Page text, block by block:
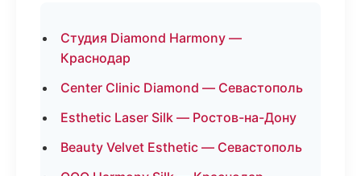
Студия Diamond Harmony —
Краснодар
Center Clinic Diamond — Севастополь
Esthetic Laser Silk — Ростов-на-Дону
Beauty Velvet Esthetic — Севастополь